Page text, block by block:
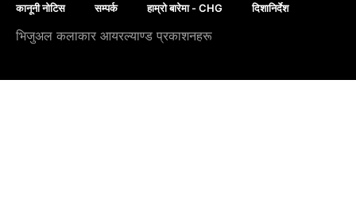
कानूनी नोटिस सम्पर्क हाम्रो बारेमा - CHG दिशानिर्देश
भिजुअल कलाकार आयरल्याण्ड प्रकाशनहरू